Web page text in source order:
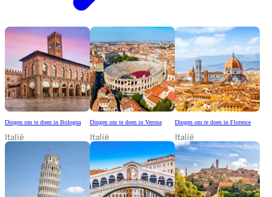
Dingen om te doen in Bologna
Italië
Dingen om te doen in Verona
Italië
Dingen om te doen in Florence
Italië